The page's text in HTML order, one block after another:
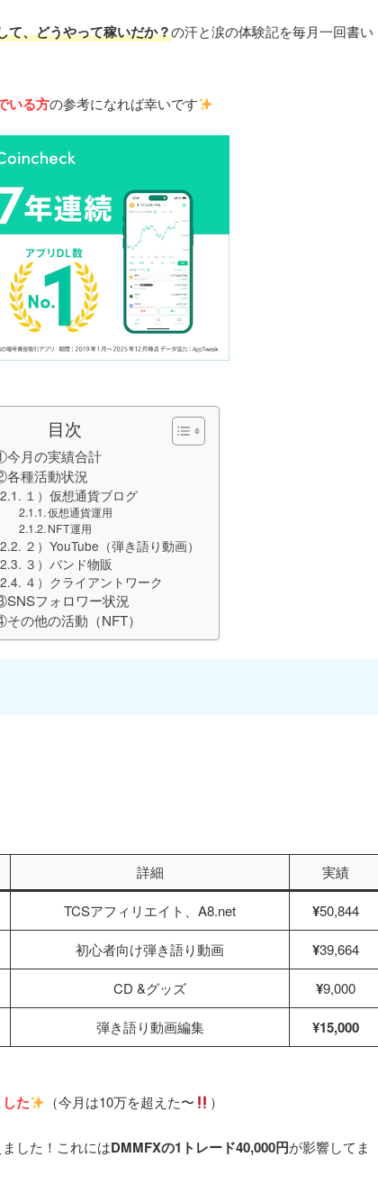
て、どうやって稼いだか？の汗と涙の体験記を毎月一回書い
いる方の参考になれば幸いです
目次
月の実績合計
種活動状況
１）仮想通貨ブログ
仮想通貨運用
NFT運用
２）YouTube（弾き語り動画）
３）バンド物販
４）クライアントワーク
フォロワー状況
の他の活動（NFT）
詳細 実績
TCSアフィリエイト、A8.net ¥50,844
初心者向け弾き語り動画 ¥39,664
CD &グッズ ¥9,000
弾き語り動画編集 ¥15,000
た （今月は10万を超えた〜 ）
した！これにはDMMFXの1トレード40,000円が影響してま